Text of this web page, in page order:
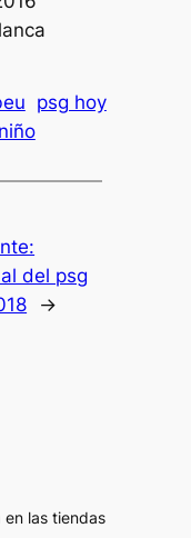
psg hoy
del psg
→
las tiendas